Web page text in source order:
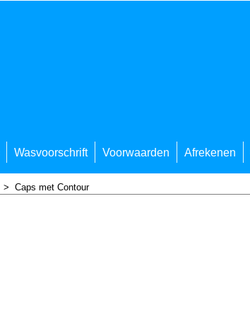
Wasvoorschrift Voorwaarden Afrekenen
> Caps met Contour